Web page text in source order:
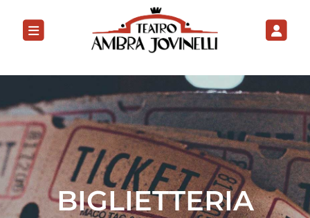
BIGLIETTERIA